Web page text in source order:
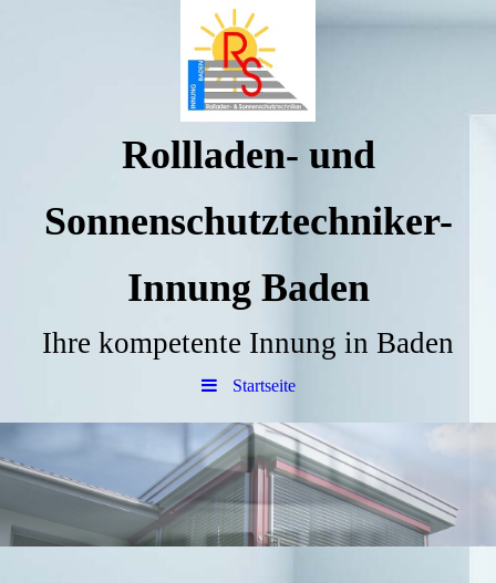
Rollladen- und
Sonnenschutztechniker-
Innung Baden
Ihre kompetente Innung in Baden
Startseite